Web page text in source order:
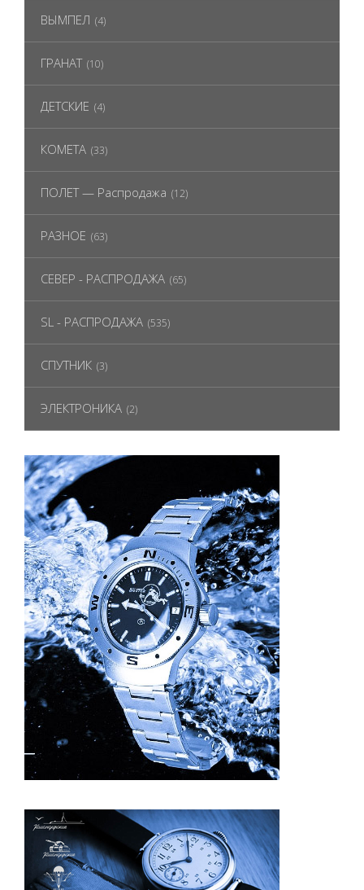
ВЫМПЕЛ (4)
ГРАНАТ (10)
ДЕТСКИЕ (4)
КОМЕТА (33)
ПОЛЕТ — Распродажа (12)
РАЗНОЕ (63)
СЕВЕР - РАСПРОДАЖА (65)
SL - РАСПРОДАЖА (535)
СПУТНИК (3)
ЭЛЕКТРОНИКА (2)